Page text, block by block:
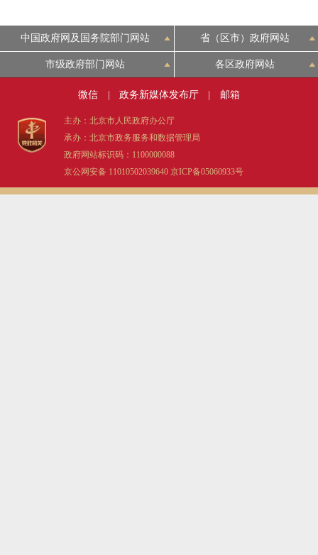
中国政府网及国务院部门网站 省（区市）政府网站
市级政府部门网站 各区政府网站
微信 政务新媒体发布厅 邮箱
主办：北京市人民政府办公厅
承办：北京市政务服务和数据管理局
政府网站标识码：1100000088
京公网安备 11010502039640 京ICP备05060933号